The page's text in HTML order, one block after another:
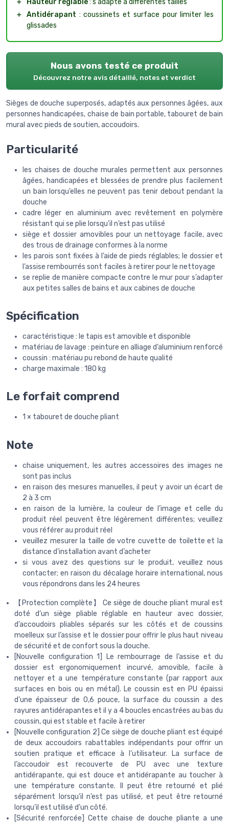
＋ Antidérapant : coussinets et surface pour limiter les
glissades
Nous avons testé ce produit
Découvrez notre avis détaillé, notes et verdict
Sièges de douche superposés, adaptés aux personnes âgées, aux
personnes handicapées, chaise de bain portable, tabouret de bain
mural avec pieds de soutien, accoudoirs.
Particularité
les chaises de douche murales permettent aux personnes
âgées, handicapées et blessées de prendre plus facilement
un bain lorsqu’elles ne peuvent pas tenir debout pendant la
douche
cadre léger en aluminium avec revêtement en polymère
résistant qui se plie lorsqu’il n’est pas utilisé
siège et dossier amovibles pour un nettoyage facile, avec
des trous de drainage conformes à la norme
les parois sont fixées à l’aide de pieds réglables; le dossier et
l’assise rembourrés sont faciles à retirer pour le nettoyage
se replie de manière compacte contre le mur pour s’adapter
aux petites salles de bains et aux cabines de douche
Spécification
caractéristique : le tapis est amovible et disponible
matériau de lavage : peinture en alliage d’aluminium renforcé
coussin : matériau pu rebond de haute qualité
charge maximale : 180 kg
Le forfait comprend
1 × tabouret de douche pliant
Note
chaise uniquement, les autres accessoires des images ne
sont pas inclus
en raison des mesures manuelles, il peut y avoir un écart de
2 à 3 cm
en raison de la lumière, la couleur de l’image et celle du
produit réel peuvent être légèrement différentes; veuillez
vous référer au produit réel
veuillez mesurer la taille de votre cuvette de toilette et la
distance d’installation avant d’acheter
si vous avez des questions sur le produit, veuillez nous
contacter; en raison du décalage horaire international, nous
vous répondrons dans les 24 heures
【Protection complète】 Ce siège de douche pliant mural est
doté d’un siège pliable réglable en hauteur avec dossier,
d’accoudoirs pliables séparés sur les côtés et de coussins
moelleux sur l’assise et le dossier pour offrir le plus haut niveau
de sécurité et de confort sous la douche.
[Nouvelle configuration 1] Le rembourrage de l’assise et du
dossier est ergonomiquement incurvé, amovible, facile à
nettoyer et a une température constante (par rapport aux
surfaces en bois ou en métal). Le coussin est en PU épaissi
d’une épaisseur de 0,6 pouce, la surface du coussin a des
rayures antidérapantes et il y a 4 boucles encastrées au bas du
coussin, qui est stable et facile à retirer
[Nouvelle configuration 2] Ce siège de douche pliant est équipé
de deux accoudoirs rabattables indépendants pour offrir un
soutien pratique et efficace à l’utilisateur. La surface de
l’accoudoir est recouverte de PU avec une texture
antidérapante, qui est douce et antidérapante au toucher à
une température constante. Il peut être retourné et plié
séparément lorsqu’il n’est pas utilisé, et peut être retourné
lorsqu’il est utilisé d’un côté.
[Sécurité renforcée] Cette chaise de douche pliante a une